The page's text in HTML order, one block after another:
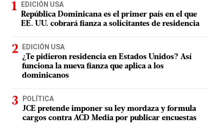
EDICIÓN USA
República Dominicana es el primer país en el que
EE. UU. cobrará fianza a solicitantes de residencia
EDICIÓN USA
¿Te pidieron residencia en Estados Unidos? Así
funciona la nueva fianza que aplica a los
dominicanos
POLÍTICA
JCE pretende imponer su ley mordaza y formula
cargos contra ACD Media por publicar encuestas